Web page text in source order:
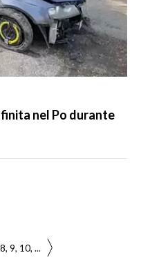
nel Po durante
8 9 10 ...